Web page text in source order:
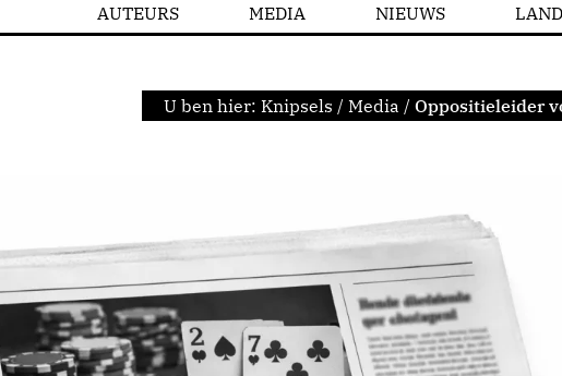
AUTEURS MEDIA NIEUWS
U ben hier: Knipsels / Media / Oppositieleider